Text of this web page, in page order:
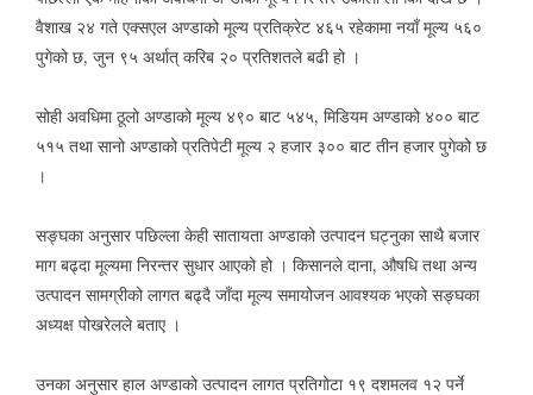
वैशाख २४ गते एक्सएल अण्डाको मूल्य प्रतिक्रेट ४६५ रहेकामा नयाँ मूल्य ५६०
पुगेको छ, जुन ९५ अर्थात् करिब २० प्रतिशतले बढी हो ।
सोही अवधिमा ठूलो अण्डाको मूल्य ४९० बाट ५४५, मिडियम अण्डाको ४०० बाट
५१५ तथा सानो अण्डाको प्रतिपेटी मूल्य २ हजार ३०० बाट तीन हजार पुगेको छ
।
सङ्घका अनुसार पछिल्ला केही सातायता अण्डाको उत्पादन घट्नुका साथै बजार
माग बढ्दा मूल्यमा निरन्तर सुधार आएको हो । किसानले दाना, औषधि तथा अन्य
उत्पादन सामग्रीको लागत बढ्दै जाँदा मूल्य समायोजन आवश्यक भएको सङ्घका
अध्यक्ष पोखरेलले बताए ।
उनका अनुसार हाल अण्डाको उत्पादन लागत प्रतिगोटा १९ दशमलव १२ पर्ने